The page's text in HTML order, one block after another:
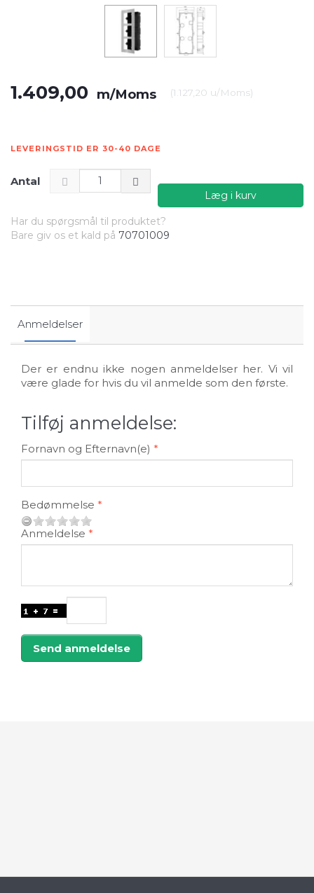
1.409,00 m/Moms (1.127,20 u/Moms)
LEVERINGSTID ER 30-40 DAGE
Antal
Læg i kurv
Har du spørgsmål til produktet?
Bare giv os et kald på 70701009
Anmeldelser
Der er endnu ikke nogen anmeldelser her. Vi vil
være glade for hvis du vil anmelde som den første.
Tilføj anmeldelse:
Fornavn og Efternavn(e)
Bedømmelse
Anmeldelse
Send anmeldelse